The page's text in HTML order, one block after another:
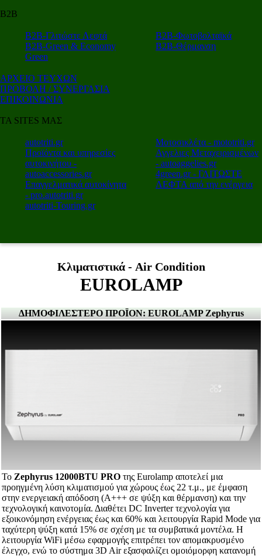
Β2Β
Β2Β-Γλιτώστε Λεφτά
Β2Β-Green & Economy
Green
Β2Β-Φωτοβολταϊκά
Β2Β-Θέρμανση
ΑΡΧΕΙΟ ΤΕΥΧΩΝ
ΠΡΟΒΟΛΗ / ΣΥΝΕΡΓΑΣΙΑ
ΕΠΙΚΟΙΝΩΝΙΑ
ΤΑ SITES ΜΑΣ
autotriti.gr
Προϊόντα και υπηρεσίες
αυτοκινήτου -
autoaccessories.gr
Επαγγελματικά αυτοκίνητα
- pro.autotriti.gr
autotriti-Touring.gr
Μοτοσικλέτα - mototriti.gr
Αγγελιες Μεταχειρισμένων
- autoaggelies.gr
4green.gr - ΓΛΙΤΩΣΤΕ
ΛΕΦΤΑ από την ενέργεια
Κλιματιστικά - Air Condition
EUROLAMP
ΔΗΜΟΦΙΛΕΣΤΕΡΟ ΠΡΟΪΟΝ: EUROLAMP Zephyrus
Το Zephyrus 12000BTU PRO της Eurolamp αποτελεί μια
προηγμένη λύση κλιματισμού για χώρους έως 22 τ.μ., με έμφαση
στην ενεργειακή απόδοση (Α+++ σε ψύξη και θέρμανση) και την
τεχνολογική καινοτομία. Διαθέτει DC Inverter τεχνολογία για
εξοικονόμηση ενέργειας έως και 60% και λειτουργία Rapid Mode για
ταχύτερη ψύξη κατά 15% σε σχέση με τα συμβατικά μοντέλα. Η
λειτουργία WiFi μέσω εφαρμογής επιτρέπει τον απομακρυσμένο
έλεγχο, ενώ το σύστημα 3D Air εξασφαλίζει ομοιόμορφη κατανομή